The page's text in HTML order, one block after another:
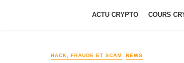
ACTU CRYPTO COURS
HACK, FRAUDE ET SCAM NEWS